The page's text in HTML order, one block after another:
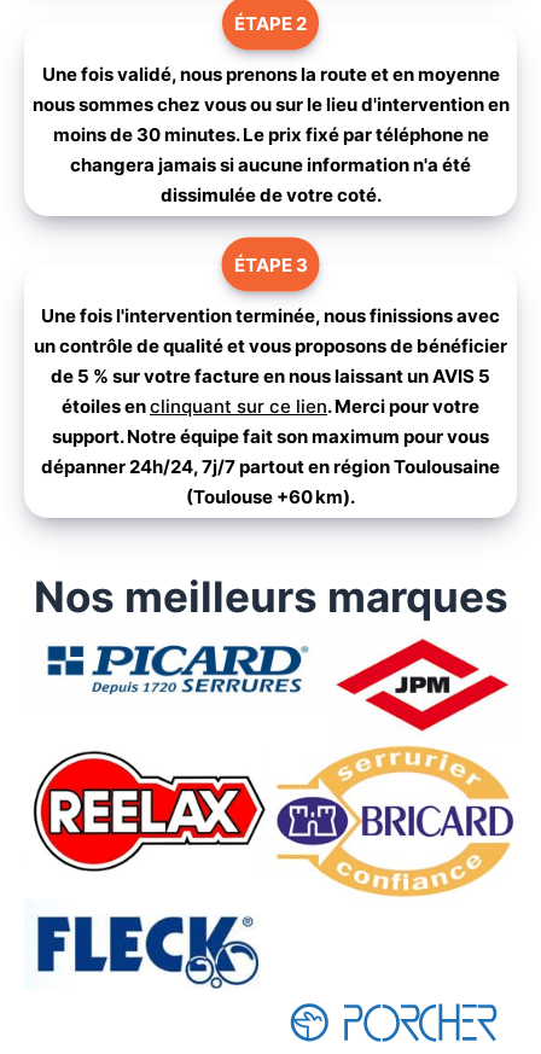
ÉTAPE 2
Une fois validé, nous prenons la route et en moyenne
nous sommes chez vous ou sur le lieu d'intervention en
moins de 30 minutes. Le prix fixé par téléphone ne
changera jamais si aucune information n'a été
dissimulée de votre coté.
ÉTAPE 3
Une fois l'intervention terminée, nous finissions avec
un contrôle de qualité et vous proposons de bénéficier
de 5 % sur votre facture en nous laissant un AVIS 5
étoiles enclinquant sur ce lien. Merci pour votre
support. Notre équipe fait son maximum pour vous
dépanner 24h/24, 7j/7 partout enrégion Toulousaine
(Toulouse +60 km).
Nos meilleurs marques